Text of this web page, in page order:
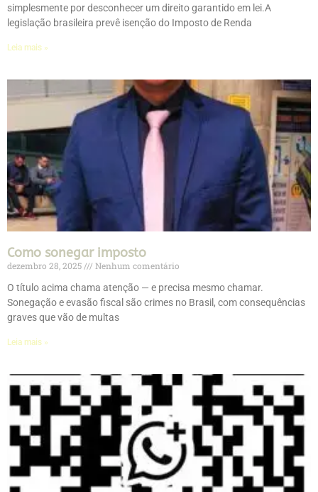
simplesmente por desconhecer um direito garantido em lei.A
legislação brasileira prevê isenção do Imposto de Renda
Leia mais »
Como sonegar imposto
dezembro 28, 2025
Nenhum comentário
O título acima chama atenção — e precisa mesmo chamar.
Sonegação e evasão fiscal são crimes no Brasil, com consequências
graves que vão de multas
Leia mais »